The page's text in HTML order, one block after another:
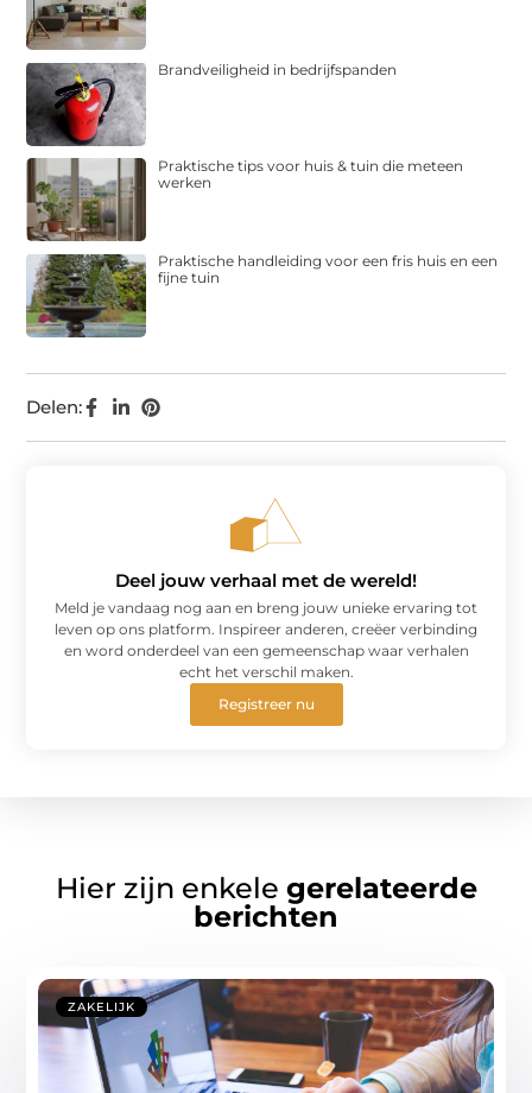
Delen:
Brandveiligheid in bedrijfspanden
Praktische tips voor huis & tuin die meteen
werken
Praktische handleiding voor een fris huis en een
fijne tuin
Deel jouw verhaal met de wereld!
Meld je vandaag nog aan en breng jouw unieke ervaring tot
leven op ons platform. Inspireer anderen, creëer verbinding
en word onderdeel van een gemeenschap waar verhalen
echt het verschil maken.
Registreer nu
Hier zijn enkele gerelateerde
berichten
ZAKELIJK